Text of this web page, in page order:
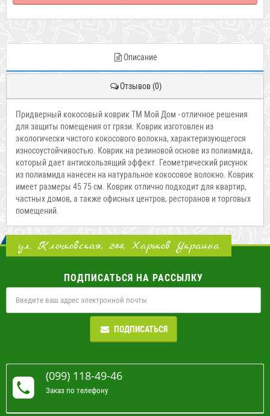
Описание
Отзывов (0)
Придверный кокосовый коврик ТМ Мой Дом - отличное решения
для защиты помещения от грязи. Коврик изготовлен из
экологически чистого кокосового волокна, характеризующегося
износоустойчивостью. Коврик на резиновой основе из полиамида,
который дает антискользящий эффект. Геометрический рисунок
из полиамида нанесен на натуральное кокосовое волокно. Коврик
имеет размеры 45 75 см. Коврик отлично подходит для квартир,
частных домов, а также офисных центров, ресторанов и торговых
помещений.
ул. Клочковская, 244, Харьков Украина
ПОДПИСАТЬСЯ НА РАССЫЛКУ
ПОДПИСАТЬСЯ
(099) 118-49-46
Заказ по телефону